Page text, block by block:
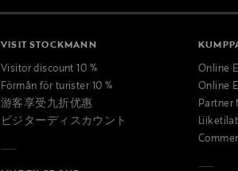
VISIT STOCKMANN
Visitor discount 10 %
Förmån för turister 10 %
游客享受九折优惠
ビジターディスカウント
Online
Online
Partner